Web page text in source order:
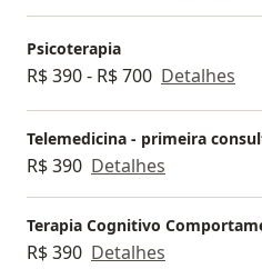
Psicoterapia
R$ 390 - R$ 700 Detalhes
Telemedicina - primeira
R$ 390 Detalhes
Terapia Cognitivo
R$ 390 Detalhes